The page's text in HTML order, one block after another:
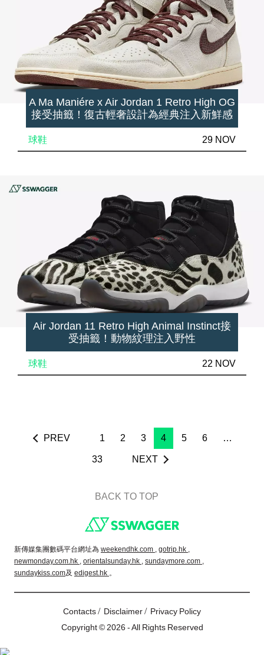
A Ma Maniére x Air Jordan 1 Retro High OG
接受抽籤！復古輕奢設計為經典注入新鮮感
球鞋 29 NOV
Air Jordan 11 Retro High Animal Instinct接
受抽籤！動物紋理注入野性
球鞋 22 NOV
PREV 1 2 3 4 5 6 …
33 NEXT
BACK TO TOP
新傳媒集團數碼平台網址為 weekendhk.com , gotrip.hk ,
newmonday.com.hk , orientalsunday.hk , sundaymore.com ,
sundaykiss.com及 edigest.hk 。
Contacts/ Disclaimer/ Privacy Policy
Copyright © 2026 - All Rights Reserved